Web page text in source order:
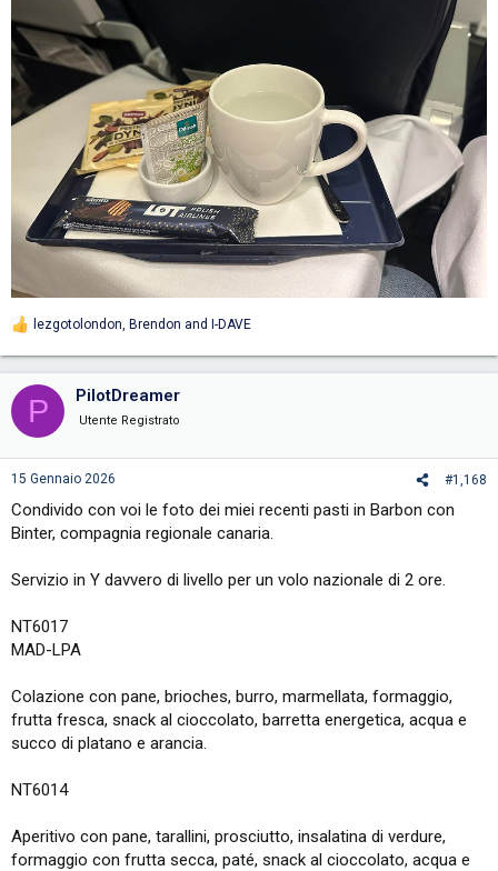
R
t
i
n
s
lezgotolondon, Brendon and I-DAVE
P PilotDreamer
Utente Registrato
15 Gennaio 2026 #1,168
Condivido con voi le foto dei miei recenti pasti in Barbon con
Binter, compagnia regionale canaria.
Servizio in Y davvero di livello per un volo nazionale di 2 ore.
NT6017
MAD-LPA
Colazione con pane, brioches, burro, marmellata, formaggio,
frutta fresca, snack al cioccolato, barretta energetica, acqua e
succo di platano e arancia.
NT6014
Aperitivo con pane, tarallini, prosciutto, insalatina di verdure,
formaggio con frutta secca, paté, snack al cioccolato, acqua e